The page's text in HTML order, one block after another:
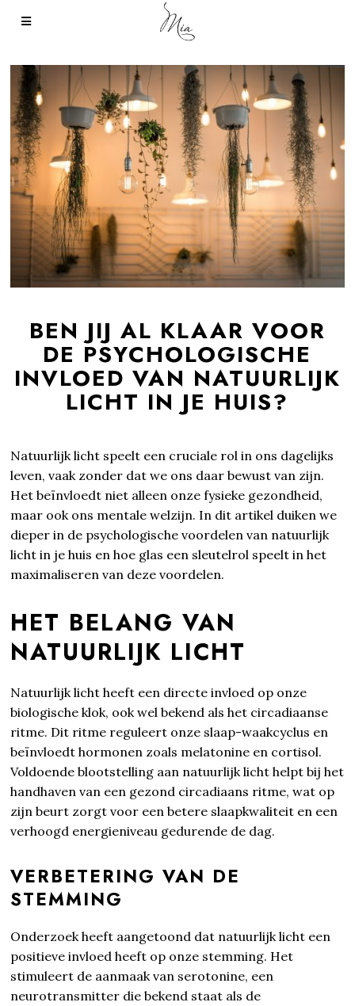
BEN JIJ AL KLAAR VOOR
DE PSYCHOLOGISCHE
INVLOED VAN NATUURLIJK
LICHT IN JE HUIS?
Natuurlijk licht speelt een cruciale rol in ons dagelijks
leven, vaak zonder dat we ons daar bewust van zijn.
Het beïnvloedt niet alleen onze fysieke gezondheid,
maar ook ons mentale welzijn. In dit artikel duiken we
dieper in de psychologische voordelen van natuurlijk
licht in je huis en hoe glas een sleutelrol speelt in het
maximaliseren van deze voordelen.
HET BELANG VAN
NATUURLIJK LICHT
Natuurlijk licht heeft een directe invloed op onze
biologische klok, ook wel bekend als het circadiaanse
ritme. Dit ritme reguleert onze slaap-waakcyclus en
beïnvloedt hormonen zoals melatonine en cortisol.
Voldoende blootstelling aan natuurlijk licht helpt bij het
handhaven van een gezond circadiaans ritme, wat op
zijn beurt zorgt voor een betere slaapkwaliteit en een
verhoogd energieniveau gedurende de dag.
VERBETERING VAN DE
STEMMING
Onderzoek heeft aangetoond dat natuurlijk licht een
positieve invloed heeft op onze stemming. Het
stimuleert de aanmaak van serotonine, een
neurotransmitter die bekend staat als de